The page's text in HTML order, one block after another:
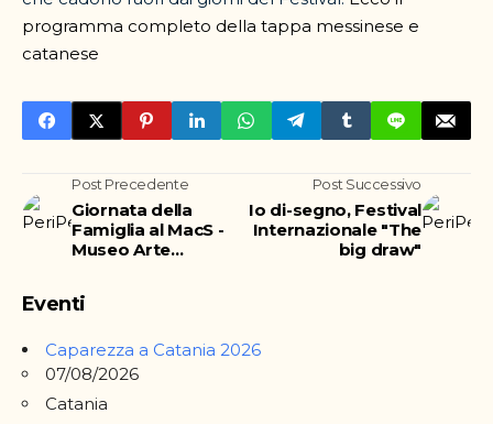
programma completo della tappa messinese e
catanese
Post Precedente
Giornata della
Famiglia al MacS -
Museo Arte
Post Successivo
Io di-segno, Festival
Internazionale "The
big draw"
Eventi
Caparezza a Catania 2026
07/08/2026
Catania